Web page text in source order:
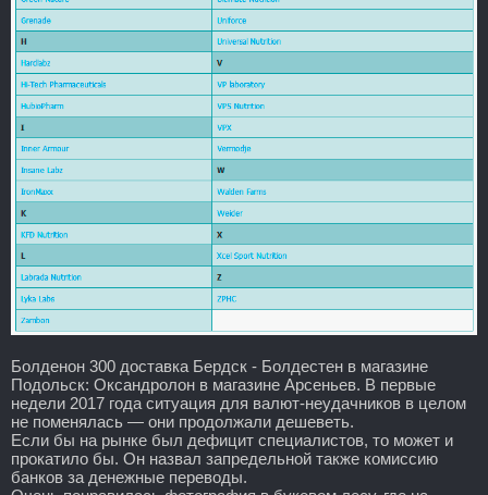
Болденон 300 доставка Бердск - Болдестен в магазине
Подольск: Оксандролон в магазине Арсеньев. В первые
недели 2017 года ситуация для валют-неудачников в целом
не поменялась — они продолжали дешеветь.
Если бы на рынке был дефицит специалистов, то может и
прокатило бы. Он назвал запредельной также комиссию
банков за денежные переводы.